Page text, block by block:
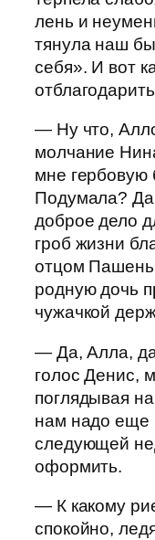
лень и
тянула наш
себя». И вот
— Ну что,
молчание
мне гербовую
Подумала?
доброе дело
гроб жизни
отцом
родную дочь
чужачкой
— Да, Алла,
голос Денис,
поглядывая
нам надо еще
следующей
оформить.
— К какому
спокойно,